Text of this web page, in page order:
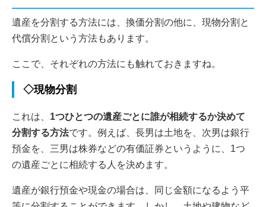
遺産を分割する方法には、換価分割の他に、現物分割と
代償分割という方法もあります。
ここで、それぞれの方法にも触れておきますね。
◇現物分割
これは、 1つひとつの遺産ごとに誰が相続するか決めて
分割する方法です。例えば、長男は土地を、次男は銀行
預金を、三男は株券などの有価証券というように、1つ
の遺産ごとに相続する人を決めます。
遺産が銀行預金や現金の場合は、同じ金額になるよう平